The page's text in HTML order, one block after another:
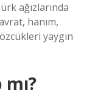
ağızlarında
hanım,
yaygın